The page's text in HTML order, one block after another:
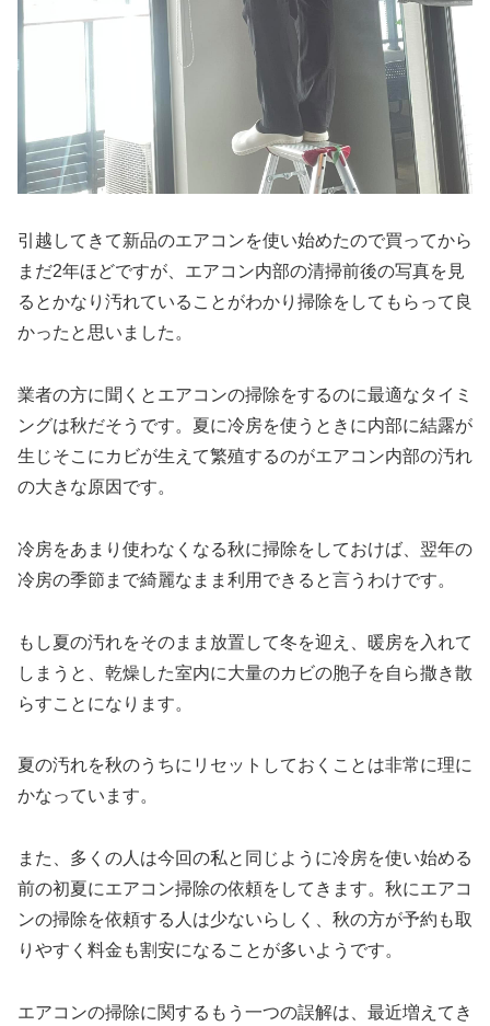
引越してきて新品のエアコンを使い始めたので買ってから
まだ2年ほどですが、エアコン内部の清掃前後の写真を見
るとかなり汚れていることがわかり掃除をしてもらって良
かったと思いました。
業者の方に聞くとエアコンの掃除をするのに最適なタイミ
ングは秋だそうです。夏に冷房を使うときに内部に結露が
生じそこにカビが生えて繁殖するのがエアコン内部の汚れ
の大きな原因です。
冷房をあまり使わなくなる秋に掃除をしておけば、翌年の
冷房の季節まで綺麗なまま利用できると言うわけです。
もし夏の汚れをそのまま放置して冬を迎え、暖房を入れて
しまうと、乾燥した室内に大量のカビの胞子を自ら撒き散
らすことになります。
夏の汚れを秋のうちにリセットしておくことは非常に理に
かなっています。
また、多くの人は今回の私と同じように冷房を使い始める
前の初夏にエアコン掃除の依頼をしてきます。秋にエアコ
ンの掃除を依頼する人は少ないらしく、秋の方が予約も取
りやすく料金も割安になることが多いようです。
エアコンの掃除に関するもう一つの誤解は、最近増えてき